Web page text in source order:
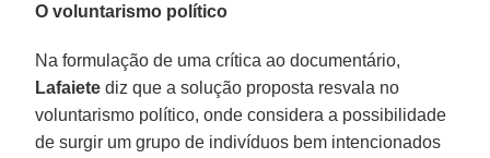
O voluntarismo político
Na formulação de uma crítica ao documentário,
Lafaiete diz que a solução proposta resvala no
voluntarismo político, onde considera a possibilidade
de surgir um grupo de indivíduos bem intencionados